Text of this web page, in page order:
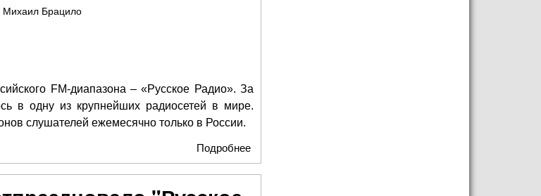
Михаил Брацило
FM-диапазона – «Русское Радио». За
в одну из крупнейших радиосетей в мире.
слушателей ежемесячно только в России.
Подробнее
«День рождения «Русского Радио» - нам 25!»